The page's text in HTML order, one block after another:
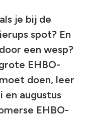
je bij de
spot? En
een wesp?
EHBO-
doen, leer
en augustus
EHBO-